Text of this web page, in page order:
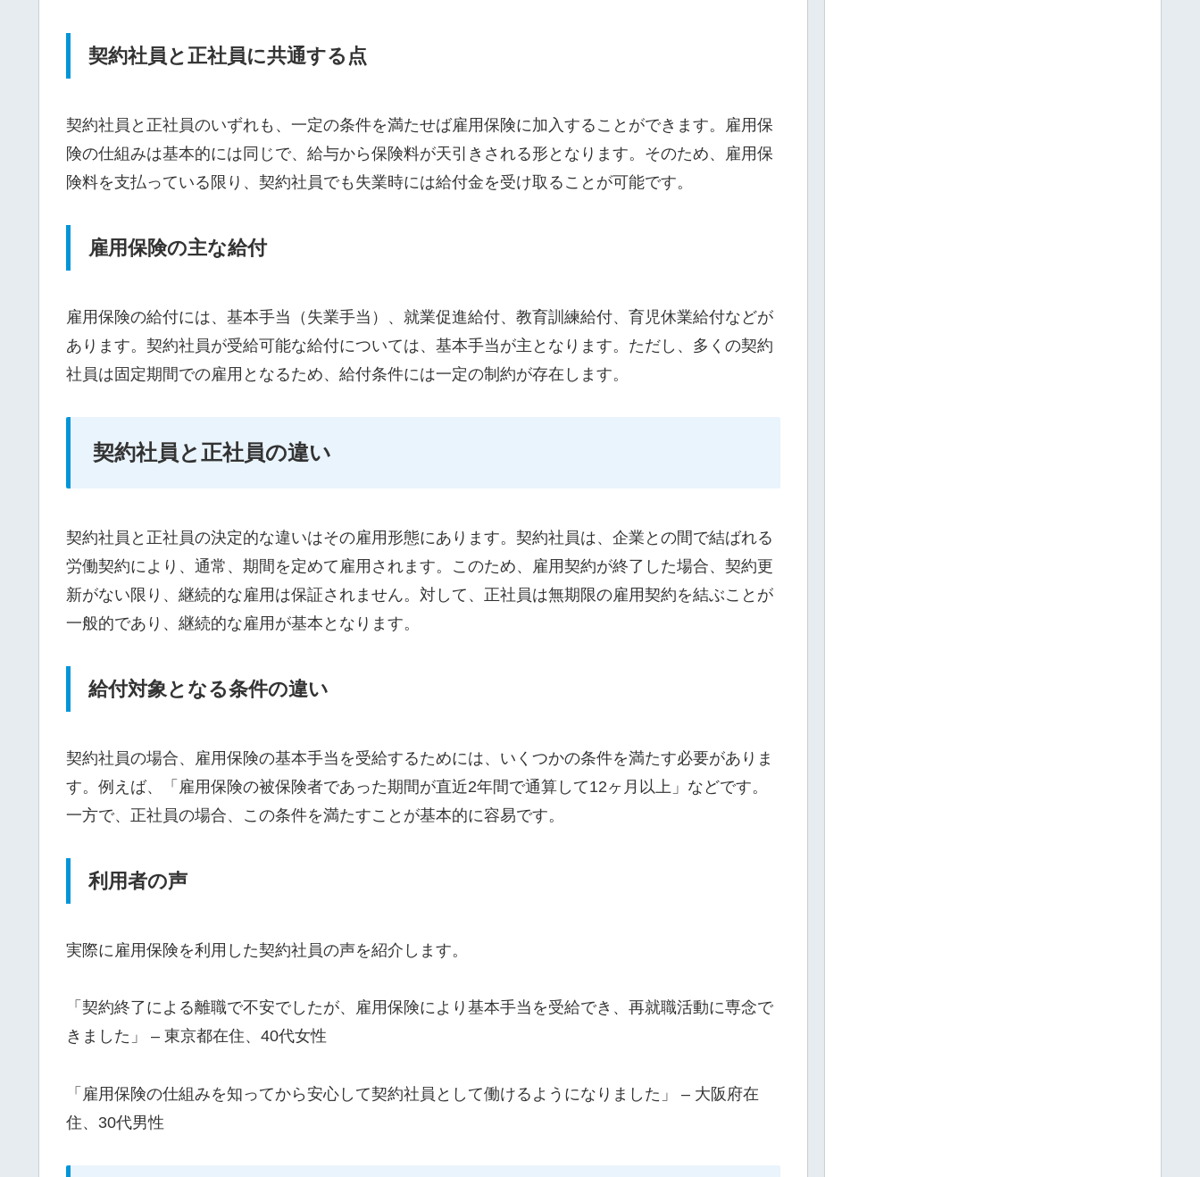
契約社員と正社員に共通する点
契約社員と正社員のいずれも、一定の条件を満たせば雇用保険に加入することができます。雇用保
険の仕組みは基本的には同じで、給与から保険料が天引きされる形となります。そのため、雇用保
険料を支払っている限り、契約社員でも失業時には給付金を受け取ることが可能です。
雇用保険の主な給付
雇用保険の給付には、基本手当（失業手当）、就業促進給付、教育訓練給付、育児休業給付などが
あります。契約社員が受給可能な給付については、基本手当が主となります。ただし、多くの契約
社員は固定期間での雇用となるため、給付条件には一定の制約が存在します。
契約社員と正社員の違い
契約社員と正社員の決定的な違いはその雇用形態にあります。契約社員は、企業との間で結ばれる
労働契約により、通常、期間を定めて雇用されます。このため、雇用契約が終了した場合、契約更
新がない限り、継続的な雇用は保証されません。対して、正社員は無期限の雇用契約を結ぶことが
一般的であり、継続的な雇用が基本となります。
給付対象となる条件の違い
契約社員の場合、雇用保険の基本手当を受給するためには、いくつかの条件を満たす必要がありま
す。例えば、「雇用保険の被保険者であった期間が直近2年間で通算して12ヶ月以上」などです。
一方で、正社員の場合、この条件を満たすことが基本的に容易です。
利用者の声
実際に雇用保険を利用した契約社員の声を紹介します。
「契約終了による離職で不安でしたが、雇用保険により基本手当を受給でき、再就職活動に専念で
きました」 – 東京都在住、40代女性
「雇用保険の仕組みを知ってから安心して契約社員として働けるようになりました」 – 大阪府在
住、30代男性